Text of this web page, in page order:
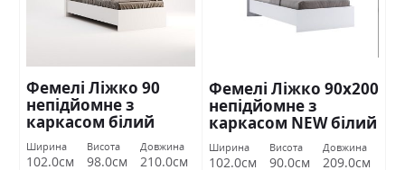
Фемелі Ліжко 90
непідйомне з
каркасом білий
глянець Міромарк
Ширина
102.0см
Висота
98.0см
Довжина
210.0см
Фемелі Ліжко 90х200
непідйомне з
каркасом NEW білий
глянець Міромарк
Ширина
102.0см
Висота
90.0см
Довжина
209.0см